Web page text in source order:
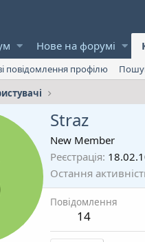
Нове на форумі
повідомлення профілю
Straz
New Member
Реєстрація
Остання
Повідомлення
14